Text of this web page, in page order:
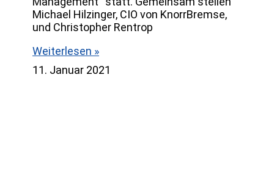
Michael Hilzinger, CIO von KnorrBremse,
und Christopher Rentrop
Weiterlesen »
11. Januar 2021